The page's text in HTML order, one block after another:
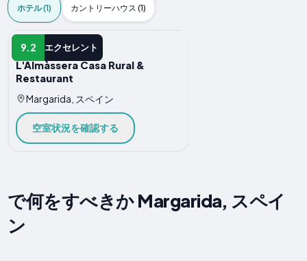
ホテル (1) カントリーハウス (1)
9.2 エクセレント
ホテル
L'Almàssera Casa Rural &
Restaurant
Margarida, スペイン
空室状況を確認する
で何をすべきか Margarida, スペイ
ン